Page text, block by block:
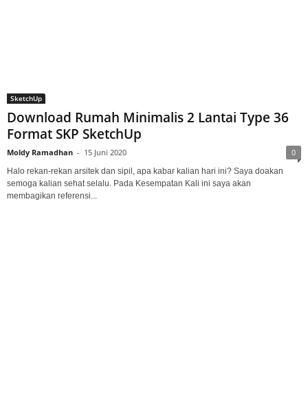
SketchUp
Download Rumah Minimalis 2 Lantai Type 36
Format SKP SketchUp
Moldy Ramadhan - 15 Juni 2020 0
Halo rekan-rekan arsitek dan sipil, apa kabar kalian hari ini? Saya doakan
semoga kalian sehat selalu. Pada Kesempatan Kali ini saya akan
membagikan referensi...